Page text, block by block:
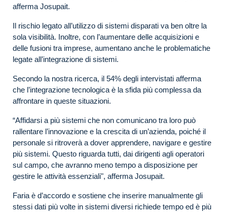
afferma Josupait.
Il rischio legato all’utilizzo di sistemi disparati va ben oltre la
sola visibilità. Inoltre, con l’aumentare delle acquisizioni e
delle fusioni tra imprese, aumentano anche le problematiche
legate all’integrazione di sistemi.
Secondo la nostra ricerca, il 54% degli intervistati afferma
che l’integrazione tecnologica è la sfida più complessa da
affrontare in queste situazioni.
“Affidarsi a più sistemi che non comunicano tra loro può
rallentare l’innovazione e la crescita di un’azienda, poiché il
personale si ritroverà a dover apprendere, navigare e gestire
più sistemi. Questo riguarda tutti, dai dirigenti agli operatori
sul campo, che avranno meno tempo a disposizione per
gestire le attività essenziali", afferma Josupait.
Faria è d’accordo e sostiene che inserire manualmente gli
stessi dati più volte in sistemi diversi richiede tempo ed è più